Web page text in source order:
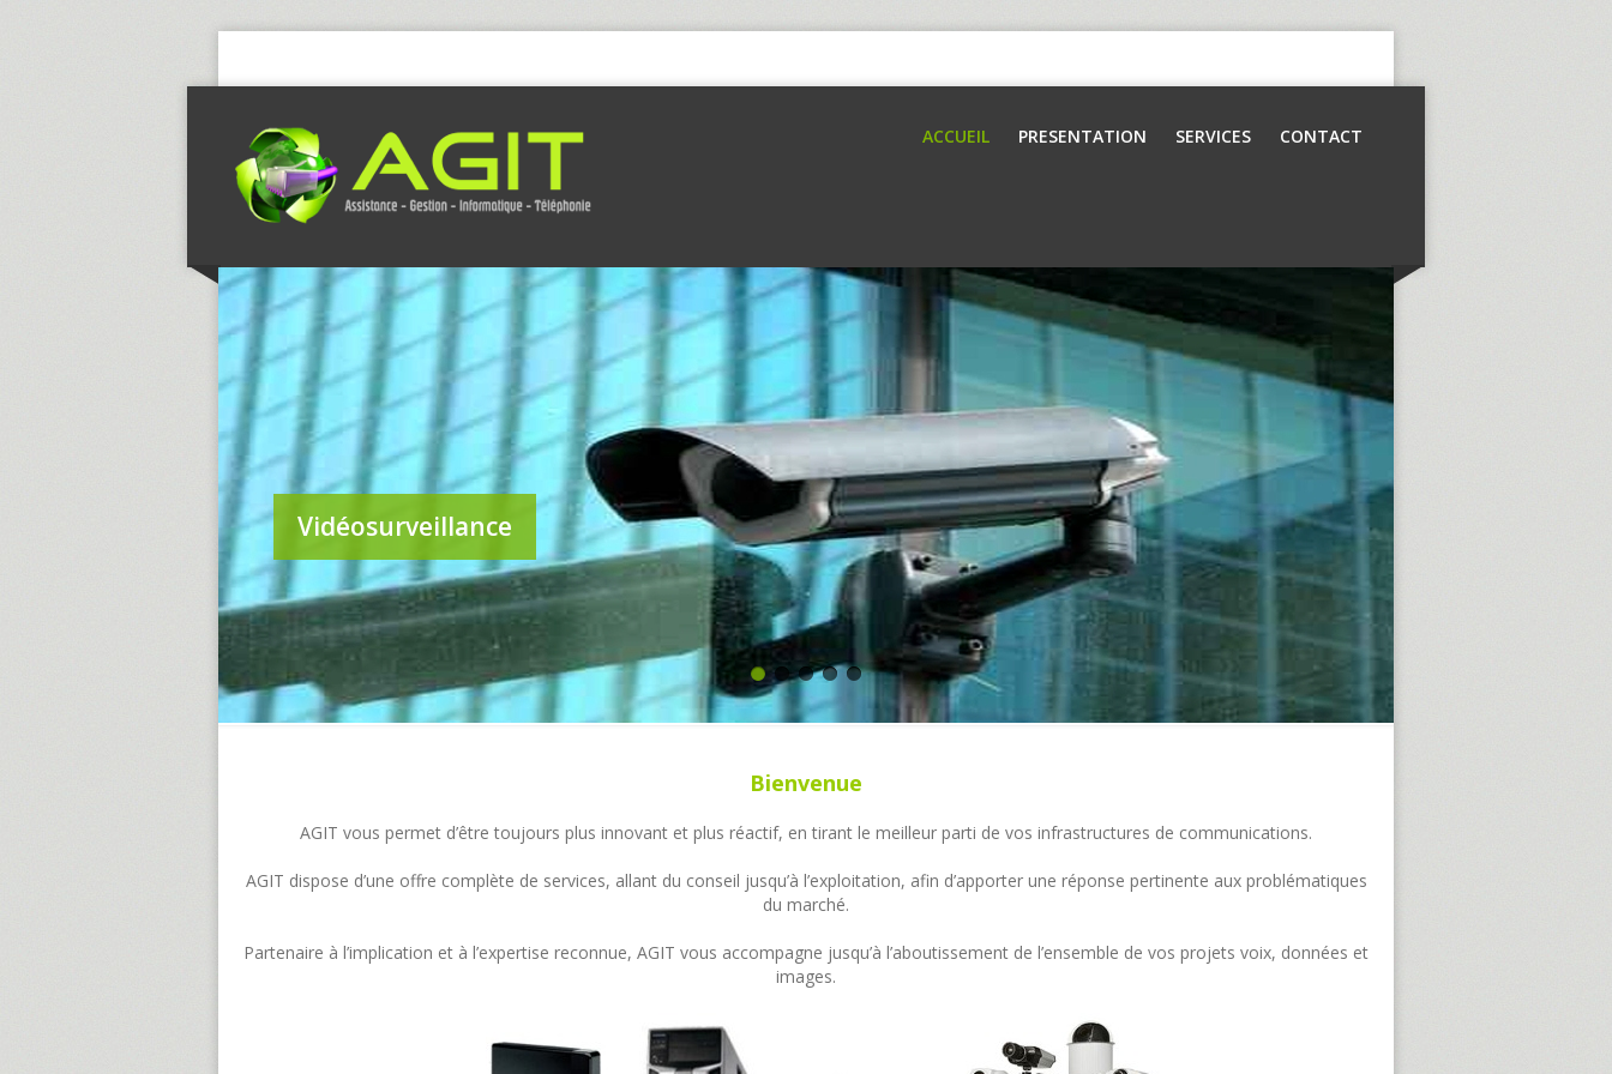
ACCUEIL PRESENTATION SERVICES CONTACT
Vidéosurveillance
Bienvenue
AGIT vous permet d’être toujours plus innovant et plus réactif, en tirant le meilleur parti de vos infrastructures de communications.
AGIT dispose d’une offre complète de services, allant du conseil jusqu’à l’exploitation, afin d’apporter une réponse pertinente aux problématiques
du marché.
Partenaire à l’implication et à l’expertise reconnue, AGIT vous accompagne jusqu’à l’aboutissement de l’ensemble de vos projets voix, données et
images.